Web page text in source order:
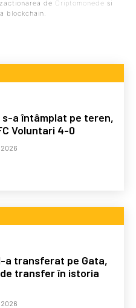
de Criptomonede si
blockchain.
s-a întâmplat pe teren,
Voluntari 4-0
a transferat pe Gata,
transfer în istoria